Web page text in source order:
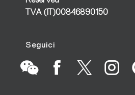
TVA (IT)00846890150
Seguici